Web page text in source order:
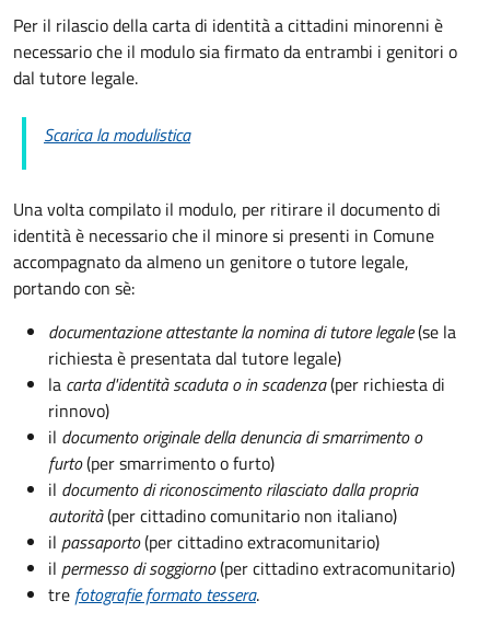
Per il rilascio della carta di identità a cittadini minorenni è
necessario che il modulo sia firmato da entrambi i genitori o
dal tutore legale.
Scarica la modulistica
Una volta compilato il modulo, per ritirare il documento di
identità è necessario che il minore si presenti in Comune
accompagnato da almeno un genitore o tutore legale,
portando con sè:
documentazione attestante la nomina di tutore legale(se la
richiesta è presentata dal tutore legale)
la carta d'identità scaduta o in scadenza(per richiesta di
rinnovo)
il documento originale della denuncia di smarrimento o
furto(per smarrimento o furto)
il documento di riconoscimento rilasciato dalla propria
autorità(per cittadino comunitario non italiano)
il passaporto(per cittadino extracomunitario)
il permesso di soggiorno(per cittadino extracomunitario)
tre fotografie formato tessera.